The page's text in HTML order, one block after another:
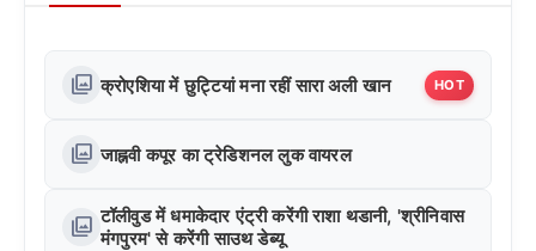
photo_library क्रोएशिया में छुट्टियां मना रहीं सारा अली खान HOT
photo_library जाह्नवी कपूर का ट्रेडिशनल लुक वायरल
photo_library टॉलीवुड में धमाकेदार एंट्री करेंगी राशा थडानी, 'श्रीनिवास
मंगपुरम' से करेंगी साउथ डेब्यू